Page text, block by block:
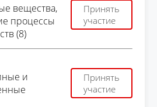
вещества,
процессы
(8)
Принять
участие
и
Принять
участие